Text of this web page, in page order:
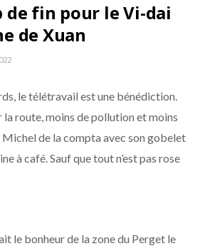
k
g
a
m
de fin pour le Vi-dai
de Xuan
le télétravail est une bénédiction.
la route, moins de pollution et moins
Michel de la compta avec son gobelet
à café. Sauf que tout n’est pas rose
le bonheur de la zone du Perget le